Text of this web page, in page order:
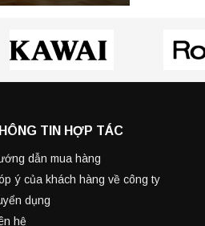
TIN HỢP TÁC
dẫn mua hàng
ý của khách hàng về công ty
dụng
hệ